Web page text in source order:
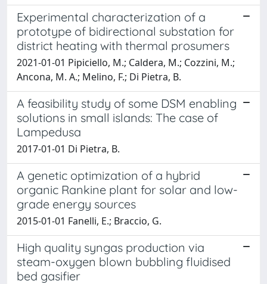
Experimental characterization of a
prototype of bidirectional substation for
district heating with thermal prosumers
2021-01-01 Pipiciello, M.; Caldera, M.; Cozzini, M.;
Ancona, M. A.; Melino, F.; Di Pietra, B.
A feasibility study of some DSM enabling
solutions in small islands: The case of
Lampedusa
2017-01-01 Di Pietra, B.
A genetic optimization of a hybrid
organic Rankine plant for solar and low-
grade energy sources
2015-01-01 Fanelli, E.; Braccio, G.
High quality syngas production via
steam-oxygen blown bubbling fluidised
bed gasifier